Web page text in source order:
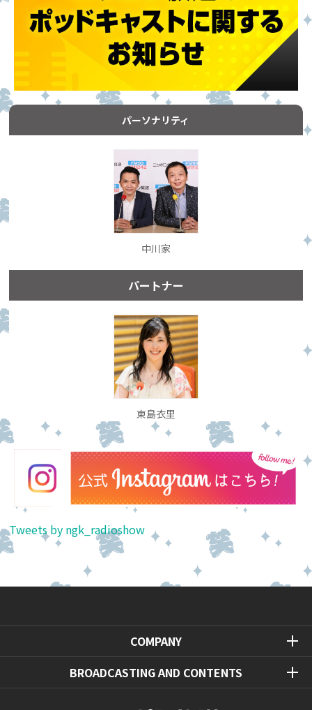
パーソナリティ
中川家
パートナー
東島衣里
Tweets by ngk_radioshow
COMPANY
BROADCASTING AND CONTENTS